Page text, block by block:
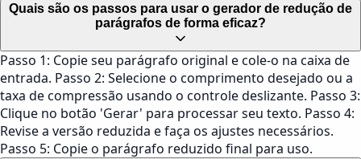
Quais são os passos para usar o gerador de redução de
parágrafos de forma eficaz?
Passo 1: Copie seu parágrafo original e cole-o na caixa de
entrada. Passo 2: Selecione o comprimento desejado ou a
taxa de compressão usando o controle deslizante. Passo 3:
Clique no botão 'Gerar' para processar seu texto. Passo 4:
Revise a versão reduzida e faça os ajustes necessários.
Passo 5: Copie o parágrafo reduzido final para uso.